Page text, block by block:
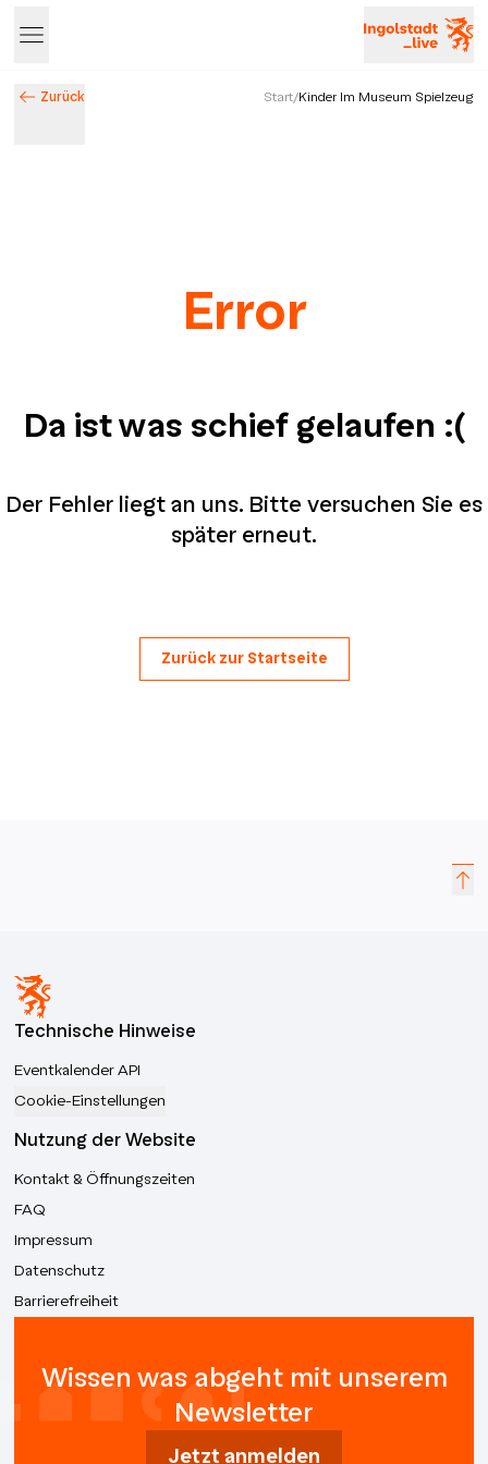
Zurück Start/Kinder Im Museum Spielzeug
Error
Da ist was schief gelaufen :(
Der Fehler liegt an uns. Bitte versuchen Sie es
später erneut.
Zurück zur Startseite
Technische Hinweise
Eventkalender API
Cookie-Einstellungen
Nutzung der Website
Kontakt & Öffnungszeiten
FAQ
Impressum
Datenschutz
Barrierefreiheit
Wissen was abgeht mit unserem
Newsletter
Jetzt anmelden